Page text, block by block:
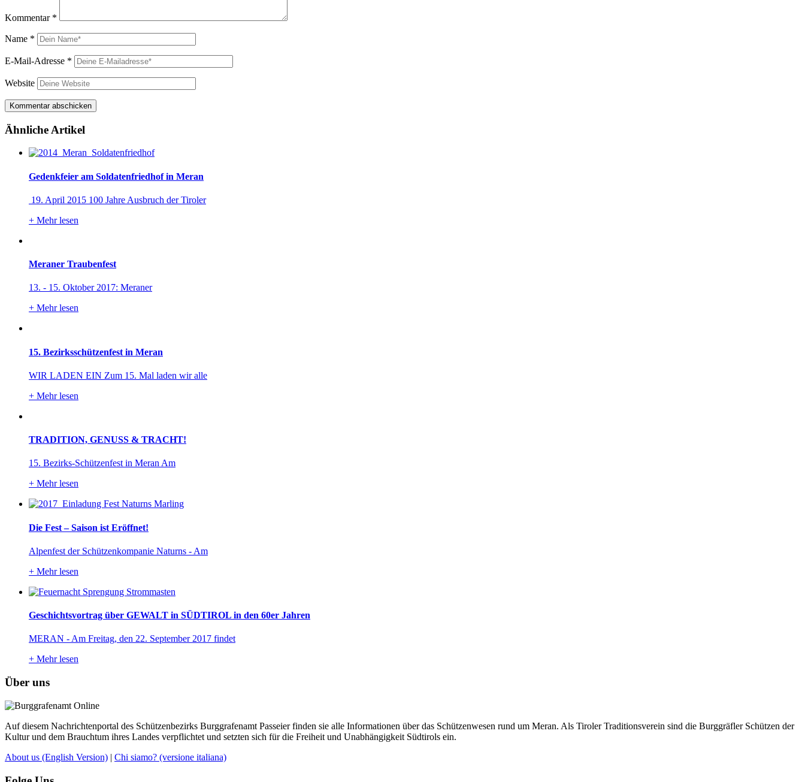
Kommentar *
Name *
E-Mail-Adresse *
Website
Ähnliche Artikel
Gedenkfeier am Soldatenfriedhof in Meran
19. April 2015 100 Jahre Ausbruch der Tiroler
+ Mehr lesen
Meraner Traubenfest
13. - 15. Oktober 2017: Meraner
+ Mehr lesen
15. Bezirksschützenfest in Meran
WIR LADEN EIN Zum 15. Mal laden wir alle
+ Mehr lesen
TRADITION, GENUSS & TRACHT!
15. Bezirks-Schützenfest in Meran Am
+ Mehr lesen
Die Fest – Saison ist Eröffnet!
Alpenfest der Schützenkompanie Naturns - Am
+ Mehr lesen
Geschichtsvortrag über GEWALT in SÜDTIROL in den 60er Jahren
MERAN - Am Freitag, den 22. September 2017 findet
+ Mehr lesen
Über uns
Auf diesem Nachrichtenportal des Schützenbezirks Burggrafenamt Passeier finden sie alle Informationen über das Schützenwesen rund um Meran. Als Tiroler Traditionsverein sind die Burggräfler Schützen der
Kultur und dem Brauchtum ihres Landes verpflichtet und setzten sich für die Freiheit und Unabhängigkeit Südtirols ein.
About us (English Version) | Chi siamo? (versione italiana)